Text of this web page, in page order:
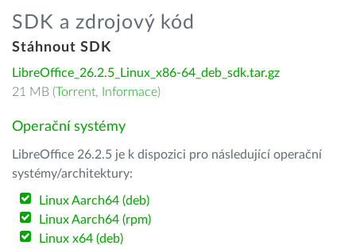
SDK a zdrojový kód
Stáhnout SDK
LibreOffice_26.2.5_Linux_x86-64_deb_sdk.tar.gz
21 MB (Torrent, Informace)
Operační systémy
LibreOffice 26.2.5 je k dispozici pro následující operační
systémy/architektury:
Linux Aarch64 (deb)
Linux Aarch64 (rpm)
Linux x64 (deb)